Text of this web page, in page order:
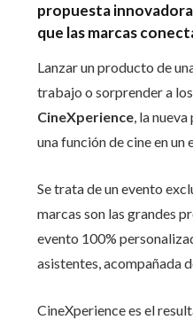
propuesta
que las marcas
Lanzar un producto de
trabajo o sorprender a
CineXperience, la
una función de cine en
Se trata de un evento
marcas son las grandes
evento 100%
asistentes, acompañada
CineXperience es el